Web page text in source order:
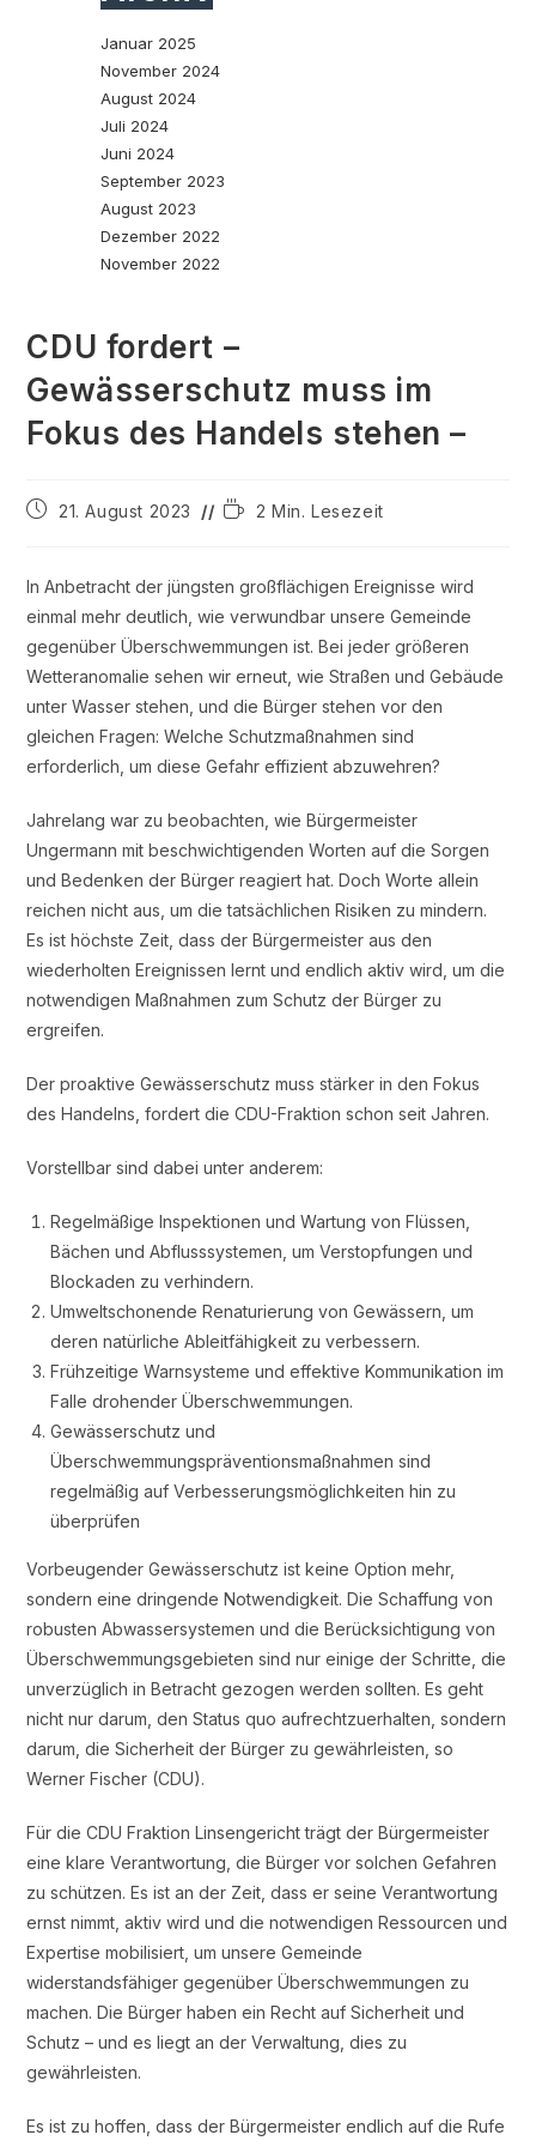
Januar 2025
November 2024
August 2024
Juli 2024
Juni 2024
September 2023
August 2023
Dezember 2022
November 2022
CDU fordert –
Gewässerschutz muss im
Fokus des Handels stehen –
Beitrag21. August 2023 Lesedauer:
2 Min. Lesezeit
In Anbetracht der jüngsten großflächigen Ereignisse wird
einmal mehr deutlich, wie verwundbar unsere Gemeinde
gegenüber Überschwemmungen ist. Bei jeder größeren
Wetteranomalie sehen wir erneut, wie Straßen und Gebäude
unter Wasser stehen, und die Bürger stehen vor den
gleichen Fragen: Welche Schutzmaßnahmen sind
erforderlich, um diese Gefahr effizient abzuwehren?
Jahrelang war zu beobachten, wie Bürgermeister
Ungermann mit beschwichtigenden Worten auf die Sorgen
und Bedenken der Bürger reagiert hat. Doch Worte allein
reichen nicht aus, um die tatsächlichen Risiken zu mindern.
Es ist höchste Zeit, dass der Bürgermeister aus den
wiederholten Ereignissen lernt und endlich aktiv wird, um die
notwendigen Maßnahmen zum Schutz der Bürger zu
ergreifen.
Der proaktive Gewässerschutz muss stärker in den Fokus
des Handelns, fordert die CDU-Fraktion schon seit Jahren.
Vorstellbar sind dabei unter anderem:
Regelmäßige Inspektionen und Wartung von Flüssen,
Bächen und Abflusssystemen, um Verstopfungen und
Blockaden zu verhindern.
Umweltschonende Renaturierung von Gewässern, um
deren natürliche Ableitfähigkeit zu verbessern.
Frühzeitige Warnsysteme und effektive Kommunikation im
Falle drohender Überschwemmungen.
Gewässerschutz und
Überschwemmungspräventionsmaßnahmen sind
regelmäßig auf Verbesserungsmöglichkeiten hin zu
überprüfen
Vorbeugender Gewässerschutz ist keine Option mehr,
sondern eine dringende Notwendigkeit. Die Schaffung von
robusten Abwassersystemen und die Berücksichtigung von
Überschwemmungsgebieten sind nur einige der Schritte, die
unverzüglich in Betracht gezogen werden sollten. Es geht
nicht nur darum, den Status quo aufrechtzuerhalten, sondern
darum, die Sicherheit der Bürger zu gewährleisten, so
Werner Fischer (CDU).
Für die CDU Fraktion Linsengericht trägt der Bürgermeister
eine klare Verantwortung, die Bürger vor solchen Gefahren
zu schützen. Es ist an der Zeit, dass er seine Verantwortung
ernst nimmt, aktiv wird und die notwendigen Ressourcen und
Expertise mobilisiert, um unsere Gemeinde
widerstandsfähiger gegenüber Überschwemmungen zu
machen. Die Bürger haben ein Recht auf Sicherheit und
Schutz – und es liegt an der Verwaltung, dies zu
gewährleisten.
Es ist zu hoffen, dass der Bürgermeister endlich auf die Rufe